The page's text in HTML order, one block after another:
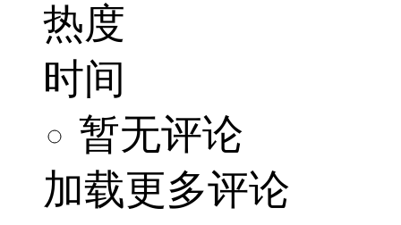
热度
时间
暂无评论
加载更多评论